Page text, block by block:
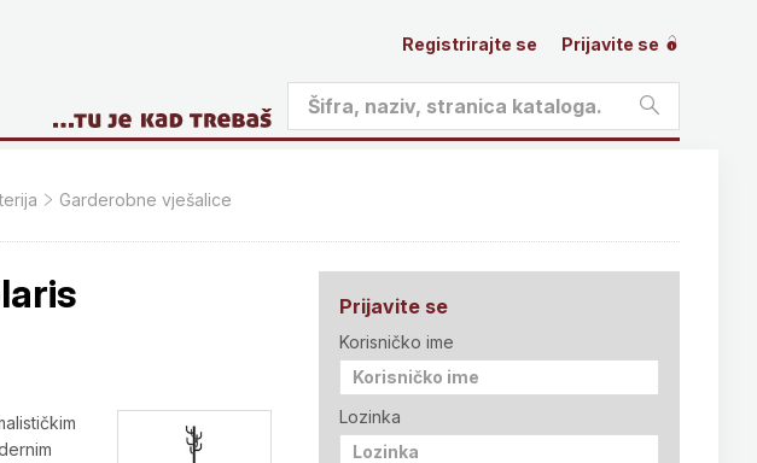
Registrirajte se Prijavite se
Garderobne vješalice
Prijavite se
Korisničko ime
Lozinka